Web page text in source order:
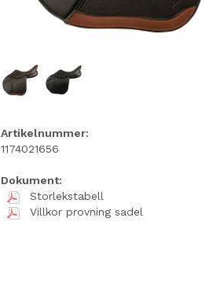
Artikelnummer:
1174021656
Dokument:
Storlekstabell
Villkor provning sadel